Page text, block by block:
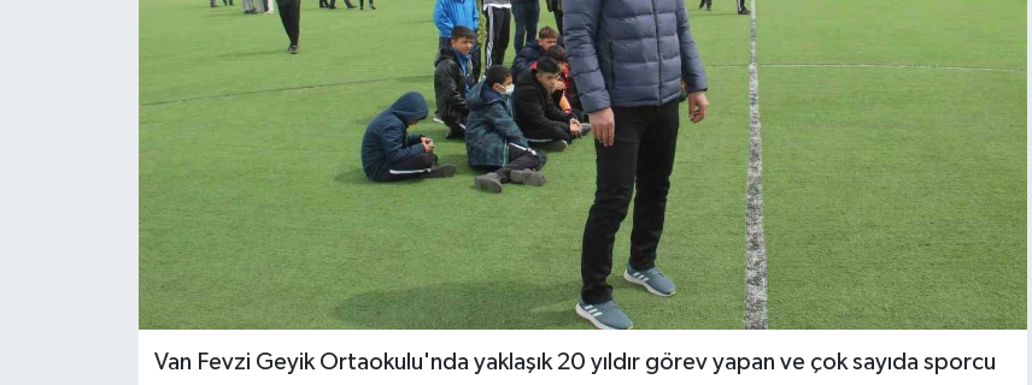
Van Fevzi Geyik Ortaokulu'nda yaklaşık 20 yıldır görev yapan ve çok sayıda sporcu